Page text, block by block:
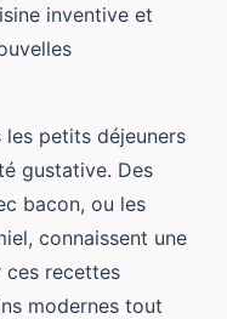
inventive et
les petits déjeuners
gustative. Des
bacon, ou les
connaissent une
ces recettes
modernes tout